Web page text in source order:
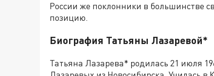
России же поклонники в большинстве
позицию.
Биография Татьяны Лазаревой*
Татьяна Лазарева* родилась 21 июля